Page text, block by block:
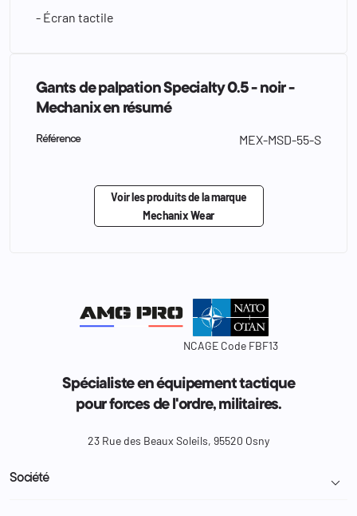
- Écran tactile
Gants de palpation Specialty 0.5 - noir -
Mechanix en résumé
Référence MEX-MSD-55-S
Voir les produits de la marque
Mechanix Wear
NCAGE Code FBF13
Spécialiste en équipement tactique
pour forces de l'ordre, militaires.
23 Rue des Beaux Soleils, 95520 Osny
Société 